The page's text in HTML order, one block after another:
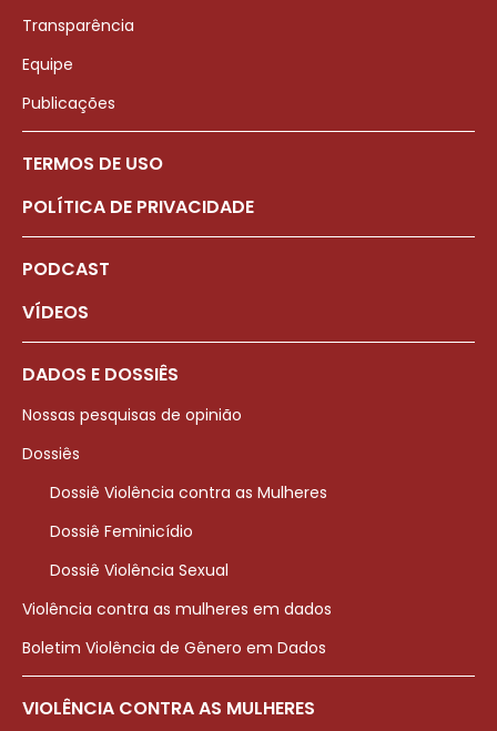
Transparência
Equipe
Publicações
TERMOS DE USO
POLÍTICA DE PRIVACIDADE
PODCAST
VÍDEOS
DADOS E DOSSIÊS
Nossas pesquisas de opinião
Dossiês
Dossiê Violência contra as Mulheres
Dossiê Feminicídio
Dossiê Violência Sexual
Violência contra as mulheres em dados
Boletim Violência de Gênero em Dados
VIOLÊNCIA CONTRA AS MULHERES